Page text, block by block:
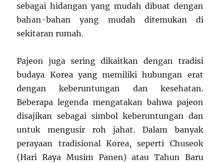
sebagai hidangan yang mudah dibuat dengan
bahan-bahan yang mudah ditemukan di
sekitaran rumah.
Pajeon juga sering dikaitkan dengan tradisi
budaya Korea yang memiliki hubungan erat
dengan keberuntungan dan kesehatan.
Beberapa legenda mengatakan bahwa pajeon
disajikan sebagai simbol keberuntungan dan
untuk mengusir roh jahat. Dalam banyak
perayaan tradisional Korea, seperti Chuseok
(Hari Raya Musim Panen) atau Tahun Baru